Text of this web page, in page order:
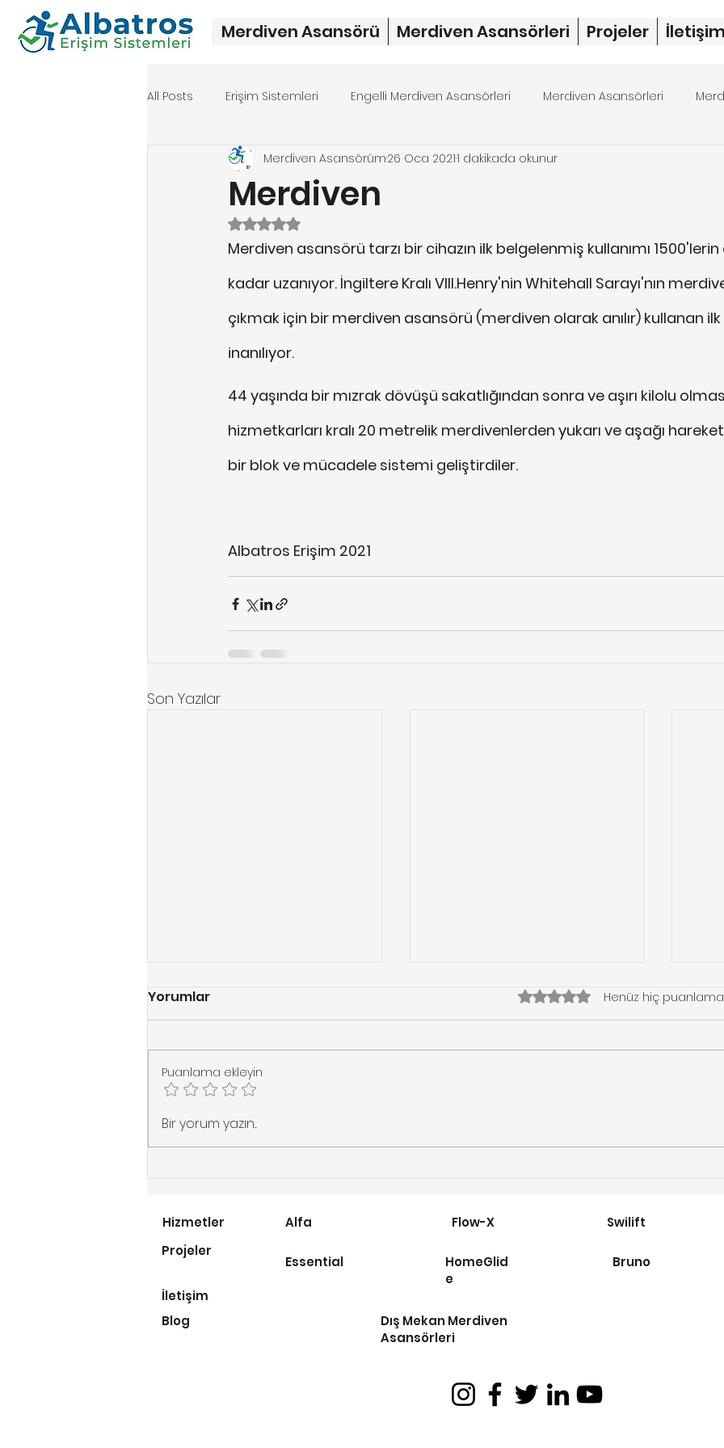
Merdiven Asansörü Merdiven Asansörleri Projeler
All Posts Erişim Sistemleri Engelli Merdiven Asansörleri Merdiven Asansörleri
Merdiven asansörü fiyat Merdiven asansörü fiyat merdiven asansörü
Merdiven
Merdiven Asansörüm26 Oca 20211 dakikada okunur
5 üzerinden NaN yıldız
Merdiven asansörü tarzı bir cihazın ilk belgelenmiş kullanımı
kadar uzanıyor. İngiltere Kralı VIII.Henry'nin Whitehall Sarayı'nın
çıkmak için bir merdiven asansörü (merdiven olarak anılır) kullanan
inanılıyor.
44 yaşında bir mızrak dövüşü sakatlığından sonra ve aşırı kilolu
hizmetkarları kralı 20 metrelik merdivenlerden yukarı ve aşağı
bir blok ve mücadele sistemi geliştirdiler.
Albatros Erişim 2021
Son Yazılar
Dönel Merdivenlerde
Maksimum Konfor: Flow-
Özgürlüğü Yakalayın:
Yorumlar 5 üzerinden 0 yıldız
Henüz hiç
Puanlama ekleyin
Bir yorum yazın...
Hizmetler
Projeler
Alfa
Essential
Flow-X
HomeGlid
e
Swilift
Bruno
İletişim
Blog
Dış Mekan Merdiven
Asansörleri